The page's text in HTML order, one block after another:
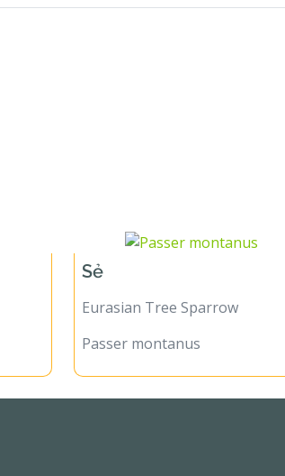
Sẻ
Eurasian Tree Sparrow
Passer montanus